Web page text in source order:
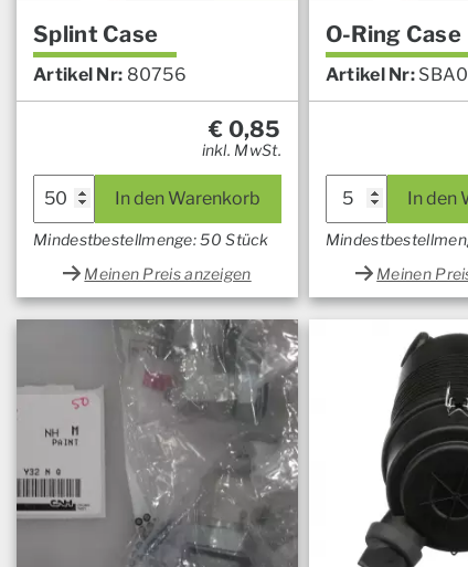
Splint Case
Artikel Nr: 80756
€ 0,85
inkl. MwSt.
In den Warenkorb
Mindestbestellmenge: 50 Stück
Meinen Preis anzeigen
O-Ring Case
Artikel Nr:
In den
Meinen